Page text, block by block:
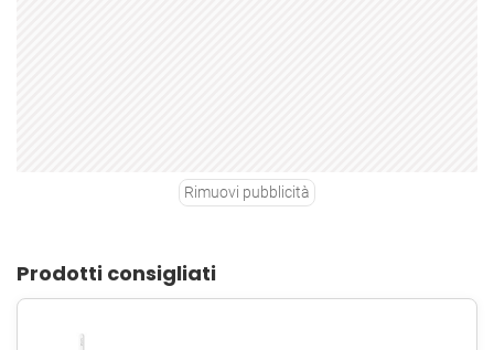
Rimuovi pubblicità
Prodotti consigliati